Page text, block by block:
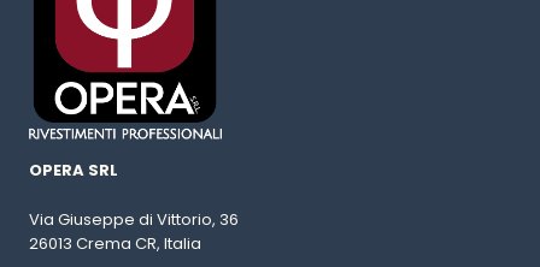
OPERA SRL
Via Giuseppe di Vittorio, 36
26013 Crema CR, Italia